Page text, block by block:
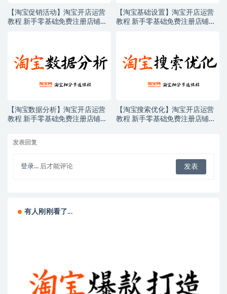
【淘宝促销活动】淘宝开店运营
教程 新手零基础免费注册店铺开
【淘宝基础设置】淘宝开店运营
教程 新手零基础免费注册店铺开
【淘宝数据分析】淘宝开店运营
教程 新手零基础免费注册店铺开
【淘宝搜索优化】淘宝开店运营
教程 新手零基础免费注册店铺开
发表回复
登录... 后才能评论
有人刚刚看了...